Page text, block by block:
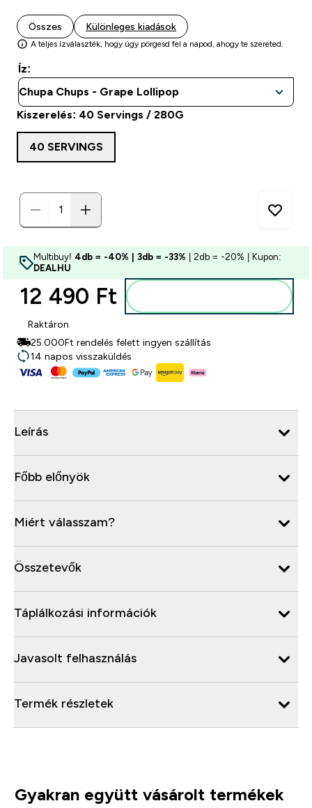
Összes Különleges kiadások
A teljes ízválaszték, hogy úgy pörgesd fel a napod, ahogy te szereted.
Íz:
Kiszerelés: 40 Servings / 280G
40 SERVINGS
Multibuy! 4db = -40% | 3db = -33% | 2db = -20% | Kupon:
DEALHU
12 490 Ft‎
Raktáron
25.000Ft rendelés felett ingyen szállítás
14 napos visszaküldés
Leírás
Főbb előnyök
Miért válasszam?
Összetevők
Táplálkozási információk
Javasolt felhasználás
Termék részletek
Gyakran együtt vásárolt termékek